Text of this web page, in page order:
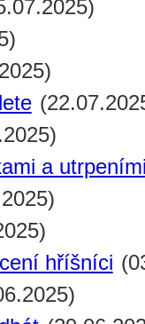
a
hříšníci